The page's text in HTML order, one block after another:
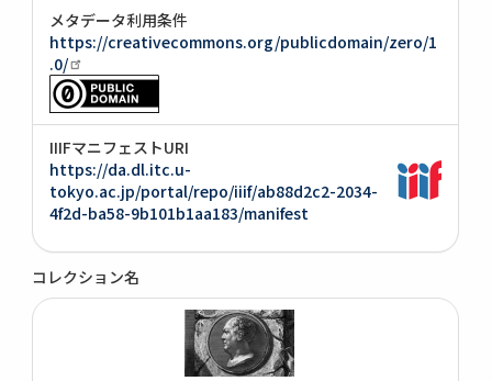
メタデータ利用条件
https://creativecommons.org/publicdomain/zero/1
.0/
IIIFマニフェストURI
https://da.dl.itc.u-
tokyo.ac.jp/portal/repo/iiif/ab88d2c2-2034-
4f2d-ba58-9b101b1aa183/manifest
コレクション名